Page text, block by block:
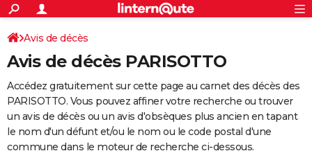
ACTUALITÉS
Politique
Société
Faits Divers
Education
Monde
Villes
+
SPORT
Coupe du monde 2026
Football
Tennis
Cyclisme
Rugby
Forum
Programme TV
TNT
Streaming
Cinéma
Sorties cinéma
Musique
+
FINANCE
Impôts
Immobilier
Risques naturels par ville
Banque
Assurance
Crédit
AUTO
Essais
Réserver un essai
Citadines
Berlines
SUV
Forum auto
+
Avis de décès
Avis de décès PARISOTTO
Accédez gratuitement sur cette page au carnet des décès des
PARISOTTO. Vous pouvez affiner votre recherche ou trouver
un avis de décès ou un avis d'obsèques plus ancien en tapant
le nom d'un défunt et/ou le nom ou le code postal d'une
commune dans le moteur de recherche ci-dessous.